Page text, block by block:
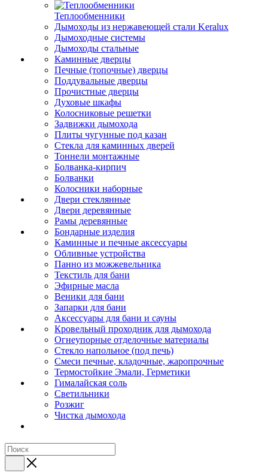
Теплообменники
Дымоходы из нержавеющей стали Keralux
Дымоходные системы
Дымоходы стальные
Каминные дверцы
Печные (топочные) дверцы
Поддувальные дверцы
Прочистные дверцы
Духовые шкафы
Колосниковые решетки
Задвижки дымохода
Плиты чугунные под казан
Стекла для каминных дверей
Тоннели монтажные
Болванка-кирпич
Болванки
Колосники наборные
Двери стеклянные
Двери деревянные
Рамы деревянные
Бондарные изделия
Каминные и печные аксессуары
Обливные устройства
Панно из можжевельника
Текстиль для бани
Эфирные масла
Веники для бани
Запарки для бани
Аксессуары для бани и сауны
Кровельный проходник для дымохода
Огнеупорные отделочные материалы
Стекло напольное (под печь)
Смеси печные, кладочные, жаропрочные
Термостойкие Эмали, Герметики
Гималайская соль
Светильники
Розжиг
Чистка дымохода